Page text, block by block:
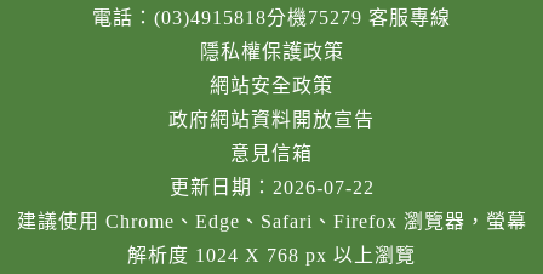
電話：(03)4915818分機75279 客服專線
隱私權保護政策
網站安全政策
政府網站資料開放宣告
意見信箱
更新日期：2026-07-22
建議使用 Chrome、Edge、Safari、Firefox 瀏覽器，螢幕
解析度 1024 X 768 px 以上瀏覽